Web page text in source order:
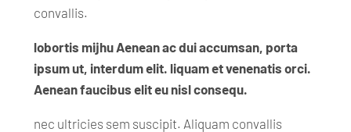
convallis.
lobortis mijhu Aenean ac dui accumsan, porta
ipsum ut, interdum elit. liquam et venenatis orci.
Aenean faucibus elit eu nisl consequ.
nec ultricies sem suscipit. Aliquam convallis